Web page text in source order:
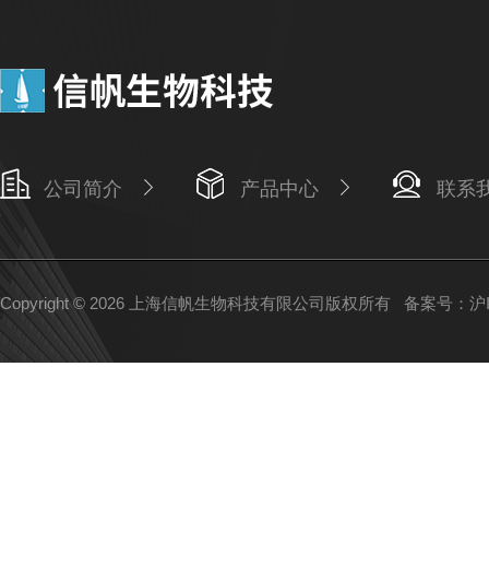
公司简介 产品中心 联系
Copyright © 2026 上海信帆生物科技有限公司版权所有 备案号：